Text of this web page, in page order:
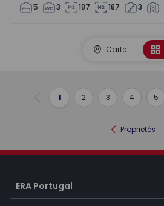
5 3 187 187 3
Carte
Précédent
1 2 3 4 5
Propriétés
ERA Portugal